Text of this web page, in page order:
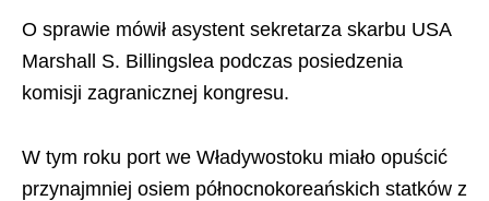
O sprawie mówił asystent sekretarza skarbu USA
Marshall S. Billingslea podczas posiedzenia
komisji zagranicznej kongresu.
W tym roku port we Władywostoku miało opuścić
przynajmniej osiem północnokoreańskich statków z